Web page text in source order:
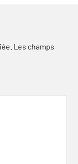
Les champs